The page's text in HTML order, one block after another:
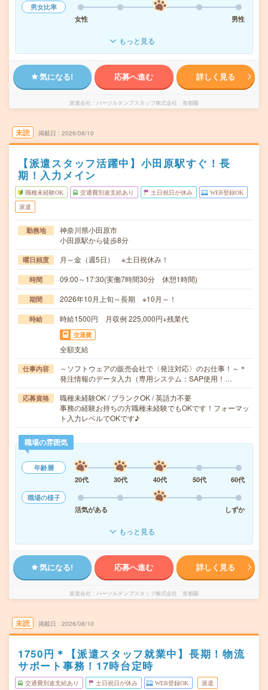
男女比率
女性
男性
もっと見る
気になる! 応募へ進む 詳しく見る
派遣会社 パーソルテンプスタッフ株式会社 首都圏
未読 掲載日 2026/08/10
【派遣スタッフ活躍中】小田原駅すぐ！長
期！入力メイン
職種未経験OK 交通費別途支給あり 土日祝日が休み WEB登録OK
派遣
勤務地
神奈川県小田原市
小田原駅から徒歩8分
曜日頻度 月～金（週5日） ※土日祝休み！
時間 09:00～17:30(実働7時間30分 休憩1時間)
期間 2026年10月上旬～長期 ※10月～！
時給 時給1500円 月収例 225,000円+残業代
交通費
全額支給
仕事内容
～ソフトウェアの販売会社で〈発注対応〉のお仕事！～＊
発注情報のデータ入力（専用システム：SAP使用！…
応募資格
職種未経験OK / ブランクOK / 英語力不要
事務の経験お持ちの方職種未経験でもOKです！フォーマッ
ト入力レベルでOKです♪
職場の雰囲気
年齢層
20代
30代 40代 50代
60代
職場の様子
活気がある
しずか
もっと見る
気になる! 応募へ進む 詳しく見る
派遣会社 パーソルテンプスタッフ株式会社 首都圏
未読 掲載日 2026/08/10
1750円＊【派遣スタッフ就業中】長期！物流
サポート事務！17時台定時
交通費別途支給あり 土日祝日が休み WEB登録OK 派遣